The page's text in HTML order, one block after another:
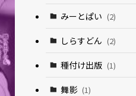
みーとぱい (2)
しらすどん (2)
種付け出版 (1)
舞影 (1)